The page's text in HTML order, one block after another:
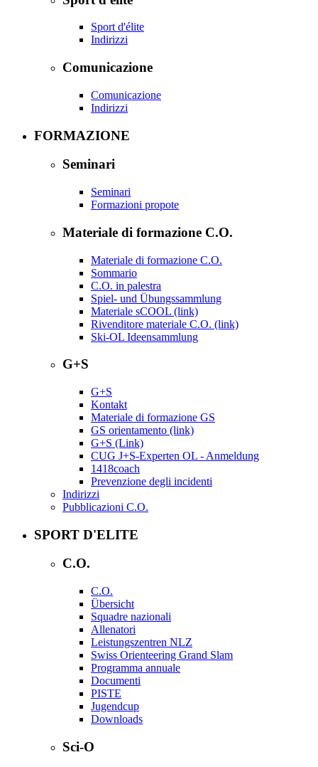
Sport d'élite
Indirizzi
Comunicazione
Comunicazione
Indirizzi
FORMAZIONE
Seminari
Seminari
Formazioni propote
Materiale di formazione C.O.
Materiale di formazione C.O.
Sommario
C.O. in palestra
Spiel- und Übungssammlung
Materiale sCOOL (link)
Rivenditore materiale C.O. (link)
Ski-OL Ideensammlung
G+S
G+S
Kontakt
Materiale di formazione GS
GS orientamento (link)
G+S (Link)
CUG J+S-Experten OL - Anmeldung
1418coach
Prevenzione degli incidenti
Indirizzi
Pubblicazioni C.O.
SPORT D'ELITE
C.O.
C.O.
Übersicht
Squadre nazionali
Allenatori
Leistungszentren NLZ
Swiss Orienteering Grand Slam
Programma annuale
Documenti
PISTE
Jugendcup
Downloads
Sci-O